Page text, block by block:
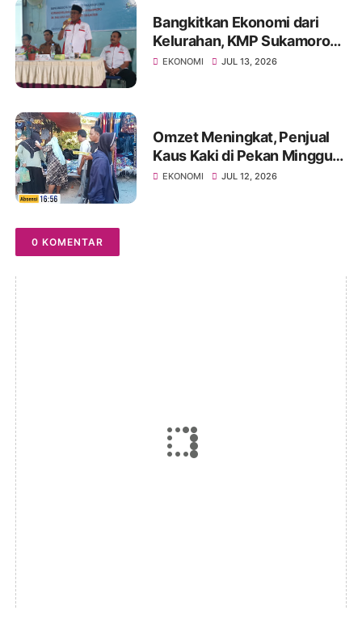
Bangkitkan Ekonomi dari
Kelurahan, KMP Sukamoro
Perkuat Peran Ekonomi
EKONOMI JUL 13, 2026
Omzet Meningkat, Penjual
Kaus Kaki di Pekan Minggu
Sukaraja Kewalahan Layani
EKONOMI JUL 12, 2026
0 KOMENTAR